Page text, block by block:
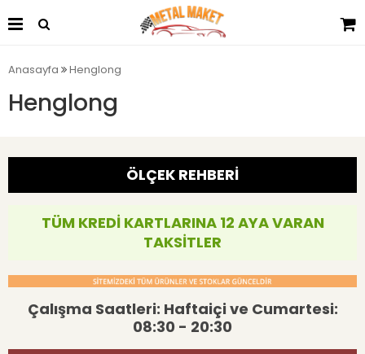
Anasayfa Henglong
Henglong
ÖLÇEK REHBERİ
TÜM KREDİ KARTLARINA 12 AYA VARAN
TAKSİTLER
Çalışma Saatleri: Haftaiçi ve Cumartesi:
08:30 - 20:30